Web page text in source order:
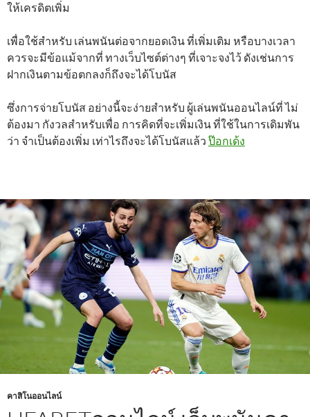
ให้เครดิตเพิ่ม
เพื่อใช้สำหรับ เล่นพนันต่อจากยอดเงิน ที่เพิ่มเติม หรือบางเวลา
ควรจะมีข้อแม้จากที่ ทางเว็บไซต์ต่างๆ ที่เจาะจงไว้ ดังเช่นการ
ฝากเงินตามข้อตกลงก็ถึงจะได้โบนัส
ซึ่งการจ่ายโบนัส อย่างนี้จะง่ายสำหรับ ผู้เล่นพนันออนไลน์ที่ ไม่
ต้องมา กังวลสำหรับเพื่อ การคิดที่จะเพิ่มเงิน ที่ใช้ในการเดิมพัน
ว่า จำเป็นต้องเพิ่ม เท่าไรถึงจะได้โบนัสแล้ว ป๊อกเด้ง
คาสิโนออนไลน์